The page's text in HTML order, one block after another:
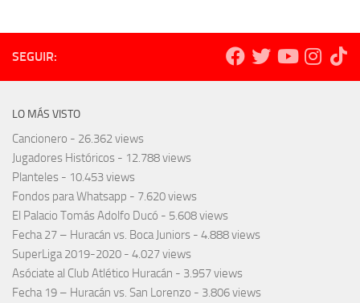
SEGUIR:
LO MÁS VISTO
Cancionero - 26.362 views
Jugadores Históricos - 12.788 views
Planteles - 10.453 views
Fondos para Whatsapp - 7.620 views
El Palacio Tomás Adolfo Ducó - 5.608 views
Fecha 27 – Huracán vs. Boca Juniors - 4.888 views
SuperLiga 2019-2020 - 4.027 views
Asóciate al Club Atlético Huracán - 3.957 views
Fecha 19 – Huracán vs. San Lorenzo - 3.806 views